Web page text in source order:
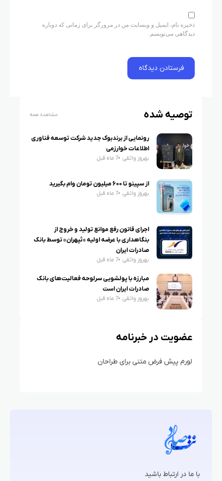
ذخیره نام، ایمیل و وبسایت من در مرورگر برای زمانی که دوباره
دیدگاهی می‌نویسم.
توصیه شده مشاهده همه
رونمایی از برندبوک جدید شرکت توسعه فناوری
اطلاعات خوارزمی
بهروز واثقی 7 ماه قبل
از سپینو تا ۶۰۰ میلیون تومان وام بگیرید
بهروز واثقی 7 ماه قبل
اجرای قانون رفع موانع تولید و خروج از
بنگاهداری با عرضه اولیه «ثپهران» توسط بانک
صادرات ایران
بهروز واثقی 7 ماه قبل
مبارزه با پولشویی سرلوحه فعالیت‌های بانک
صادرات ایران است
بهروز واثقی 7 ماه قبل
عضویت در خبرنامه
لورم پیش فرض متنی برای طراحان
با ما در ارتباط باشید